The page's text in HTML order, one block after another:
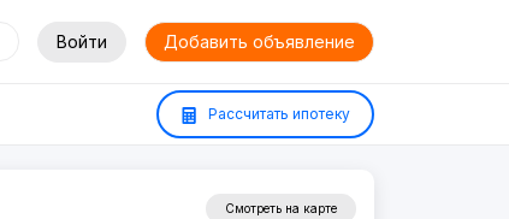
Войти Добавить объявление
Рассчитать ипотеку
Смотреть на карте